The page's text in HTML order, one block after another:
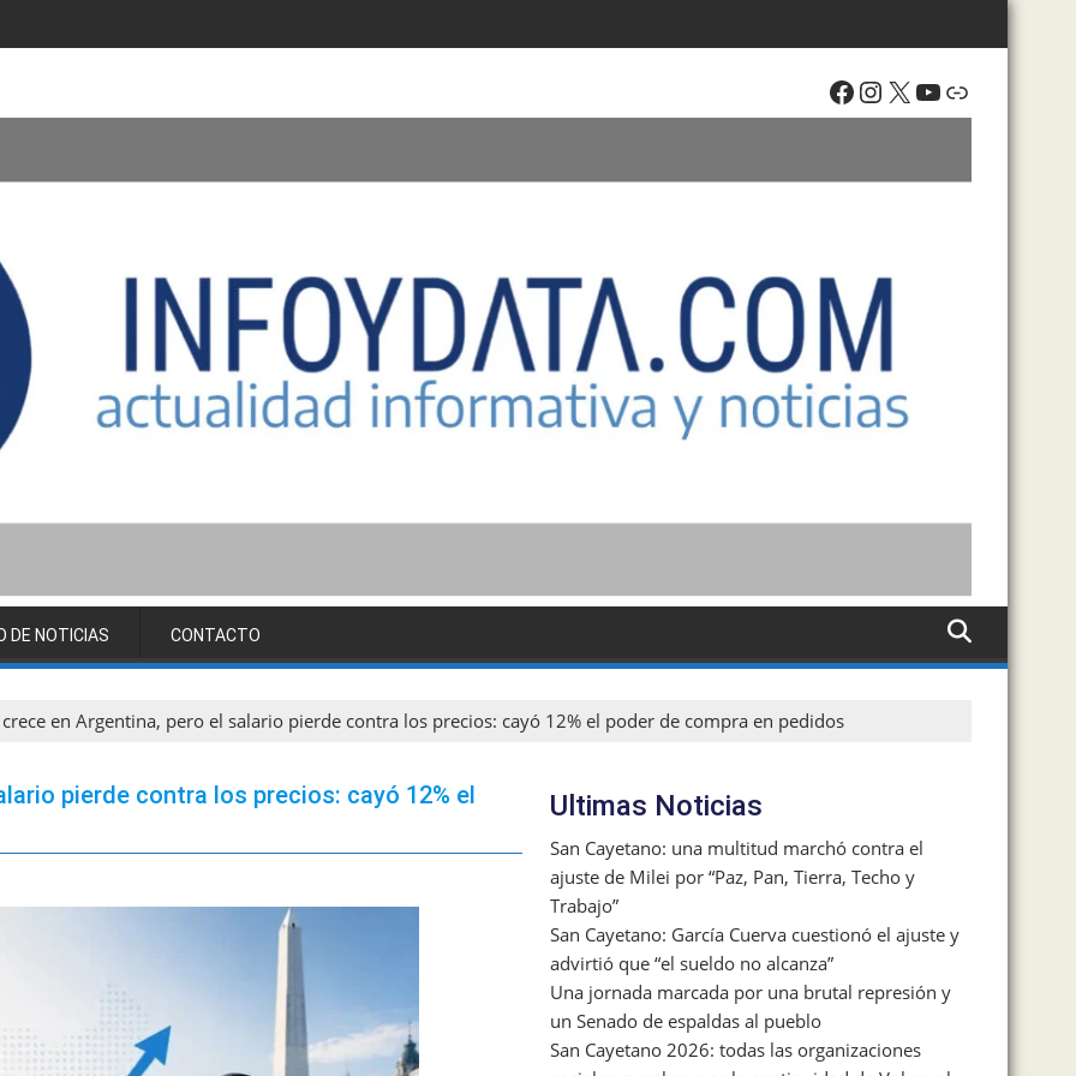
Facebook
Instagram
X YouTube
Enlace
DE NOTICIAS CONTACTO
en Argentina, pero el salario pierde contra los precios: cayó 12% el poder de compra en pedidos
pierde contra los precios: cayó 12% el
Ultimas Noticias
San Cayetano: una multitud marchó contra el
ajuste de Milei por “Paz, Pan, Tierra, Techo y
Trabajo”
San Cayetano: García Cuerva cuestionó el ajuste y
advirtió que “el sueldo no alcanza”
Una jornada marcada por una brutal represión y
un Senado de espaldas al pueblo
San Cayetano 2026: todas las organizaciones